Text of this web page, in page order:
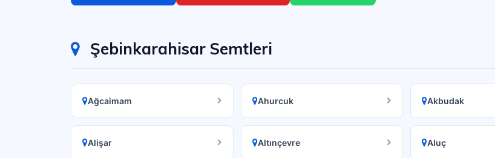
Şebinkarahisar Semtleri
Ağcaimam Ahurcuk Akbudak
Alişar Altınçevre Aluç